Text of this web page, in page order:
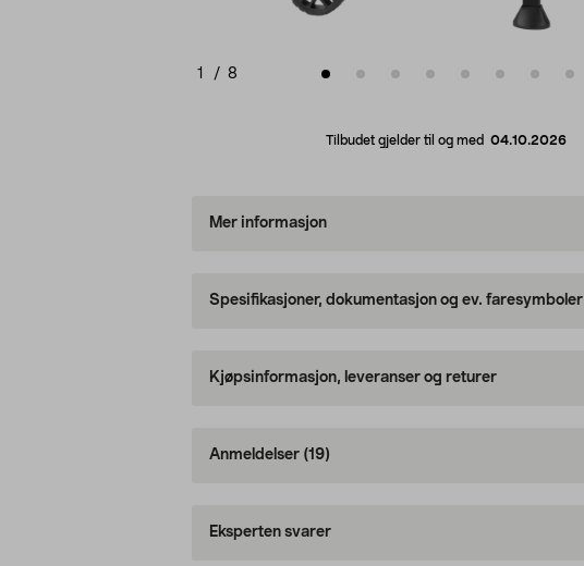
1 / 8
Tilbudet gjelder til og med 04.10.2026
Mer informasjon
Spesifikasjoner, dokumentasjon og ev. faresymboler
Kjøpsinformasjon, leveranser og returer
Anmeldelser (19)
Eksperten svarer